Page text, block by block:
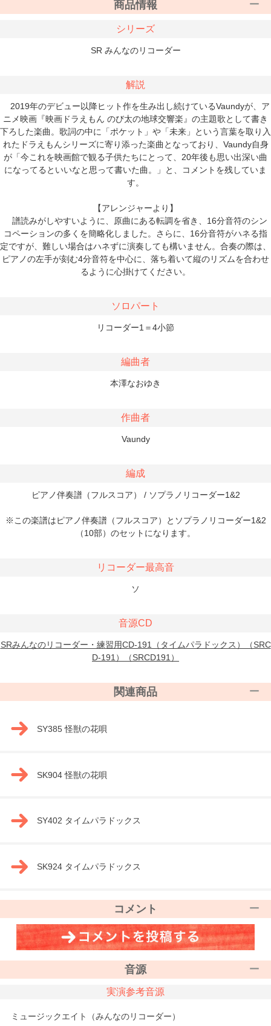
商品情報
シリーズ
SR みんなのリコーダー
解説
2019年のデビュー以降ヒット作を生み出し続けているVaundyが、ア
ニメ映画『映画ドラえもん のび太の地球交響楽』の主題歌として書き
下ろした楽曲。歌詞の中に「ポケット」や「未来」という言葉を取り入
れたドラえもんシリーズに寄り添った楽曲となっており、Vaundy自身
が「今これを映画館で観る子供たちにとって、20年後も思い出深い曲
になってるといいなと思って書いた曲。」と、コメントを残していま
す。
【アレンジャーより】
譜読みがしやすいように、原曲にある転調を省き、16分音符のシン
コペーションの多くを簡略化しました。さらに、16分音符がハネる指
定ですが、難しい場合はハネずに演奏しても構いません。合奏の際は、
ピアノの左手が刻む4分音符を中心に、落ち着いて縦のリズムを合わせ
るように心掛けてください。
ソロパート
リコーダー1＝4小節
編曲者
本澤なおゆき
作曲者
Vaundy
編成
ピアノ伴奏譜（フルスコア） / ソプラノリコーダー1&2
※この楽譜はピアノ伴奏譜（フルスコア）とソプラノリコーダー1&2
（10部）のセットになります。
リコーダー最高音
ソ
音源CD
SRみんなのリコーダー・練習用CD-191（タイムパラドックス）（SRC
D-191）（SRCD191）
関連商品
SY385 怪獣の花唄
SK904 怪獣の花唄
SY402 タイムパラドックス
SK924 タイムパラドックス
コメント
音源
実演参考音源
ミュージックエイト（みんなのリコーダー）